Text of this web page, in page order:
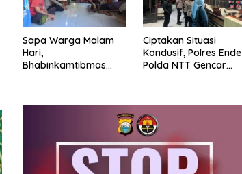
Sapa Warga Malam
Hari,
Bhabinkamtibmas
Ciptakan Situasi
Kondusif, Polres Ende
Polda NTT Gencar